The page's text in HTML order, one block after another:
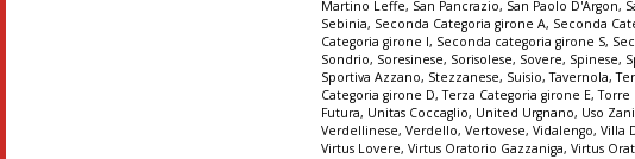
Martino Leffe, San Pancrazio, San Paolo D'Argon,
Sebinia, Seconda Categoria girone A, Seconda
Categoria girone I, Seconda categoria girone S,
Sondrio, Soresinese, Sorisolese, Sovere, Spinese,
Sportiva Azzano, Stezzanese, Suisio,Tavernola,
Categoria girone D,Terza Categoria girone E,Torre
Futura, Unitas Coccaglio, United Urgnano, Uso
Verdellinese,Verdello,Vertovese,Vidalengo,Villa
Virtus Lovere,Virtus Oratorio Gazzaniga,Virtus